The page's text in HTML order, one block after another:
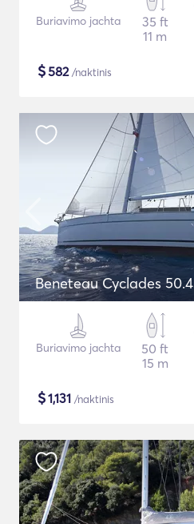
Buriavimo jachta
35 ft
11 m
$582/naktinis
Beneteau Cyclades 50.4
Buriavimo jachta
50 ft
15 m
$1,131 /naktinis